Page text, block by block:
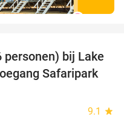
53%
bij Lake
Safaripark
9.1 star